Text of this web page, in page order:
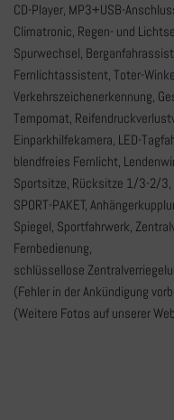
CD-Player, MP3+USB-
Climatronic, Regen- und
Spurwechsel,
Fernlichtassistent, Toter-
Verkehrszeichenerkennung,
Tempomat,
Einparkhilfekamera, LED-
blendfreies Fernlicht,
Sportsitze, Rücksitze 1/3-2/3,
SPORT-PAKET,
Spiegel, Sportfahrwerk,
Fernbedienung,
schlüssellose
(Fehler in der Ankündigung
(Weitere Fotos auf unserer